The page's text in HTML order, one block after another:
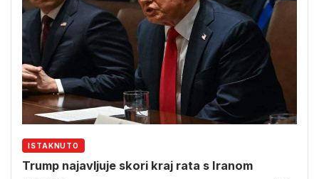
ISTAKNUTO
Trump najavljuje skori kraj rata s Iranom